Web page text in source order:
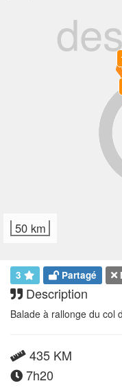
50 km
3 Partagé
Description
Balade à rallonge du col
435 KM
7h20